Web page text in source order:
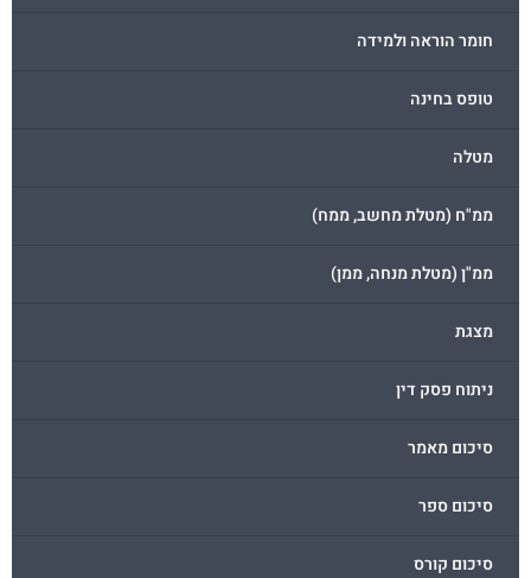
חומר הוראה ולמידה
טופס בחינה
מטלה
ממ"ח (מטלת מחשב, ממח)
ממ"ן (מטלת מנחה, ממן)
מצגת
ניתוח פסק דין
סיכום מאמר
סיכום ספר
סיכום קורס